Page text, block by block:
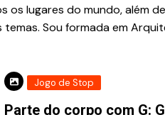
os lugares do mundo, além
Sou formada em
Jogo de Stop
Parte do corpo com G: